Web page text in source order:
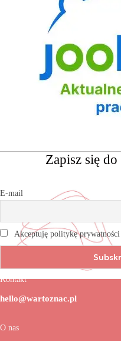
Zapisz się
E-mail
Akceptuję politykę
Kontakt
hello@wartoznac.pl
O nas